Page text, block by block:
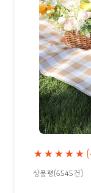
★★★★★
상품평(6545건)